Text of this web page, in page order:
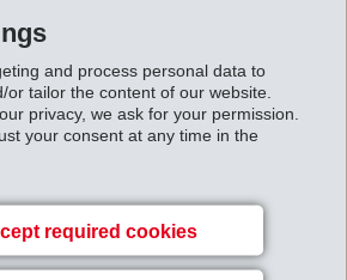
and process personal data to
or tailor the content of our website.
privacy, we ask for your permission.
your consent at any time in the
required cookies
Back to overview